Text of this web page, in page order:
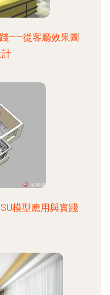
——從客廳效果圖
模型應用與實踐